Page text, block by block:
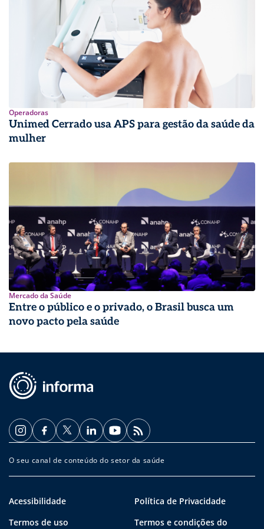
Operadoras
Unimed Cerrado usa APS para gestão da saúde da
mulher
Mercado da Saúde
Entre o público e o privado, o Brasil busca um
novo pacto pela saúde
O seu canal de conteúdo do setor da saúde
Acessibilidade
Política de Privacidade
Termos de uso
Termos e condições do